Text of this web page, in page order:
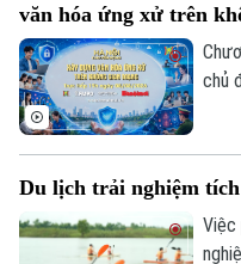
Chuyên mục
Thời sự
Hà Nội
Chính trị
Thế giới
văn hóa ứng xử trên
chủ
hôm
Du lịch trải nghiệm
Việc